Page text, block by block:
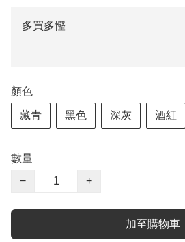
多買多慳
顏色
藏青 黑色 深灰 酒紅
數量
−
+
加至購物車